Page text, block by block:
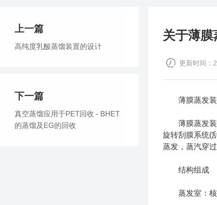
关于薄
更新时间：
薄膜蒸发装置
薄膜蒸发装置
旋转刮膜系统(
蒸发，蒸汽穿
结构组成
蒸发室：核
上一篇
高纯度乳酸蒸馏装置的设计
下一篇
真空蒸馏应用于PET回收 - BHET
的蒸馏及EG的回收